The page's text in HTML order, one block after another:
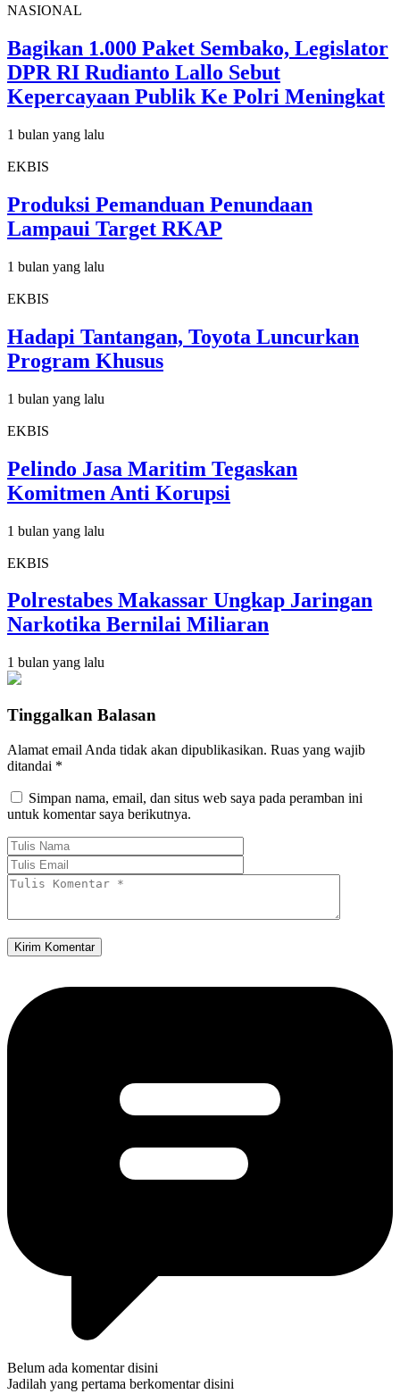
NASIONAL
Bagikan 1.000 Paket Sembako, Legislator
DPR RI Rudianto Lallo Sebut
Kepercayaan Publik Ke Polri Meningkat
1 bulan yang lalu
EKBIS
Produksi Pemanduan Penundaan
Lampaui Target RKAP
1 bulan yang lalu
EKBIS
Hadapi Tantangan, Toyota Luncurkan
Program Khusus
1 bulan yang lalu
EKBIS
Pelindo Jasa Maritim Tegaskan
Komitmen Anti Korupsi
1 bulan yang lalu
EKBIS
Polrestabes Makassar Ungkap Jaringan
Narkotika Bernilai Miliaran
1 bulan yang lalu
Tinggalkan Balasan
Alamat email Anda tidak akan dipublikasikan. Ruas yang wajib
ditandai *
Simpan nama, email, dan situs web saya pada peramban ini
untuk komentar saya berikutnya.
Belum ada komentar disini
Jadilah yang pertama berkomentar disini